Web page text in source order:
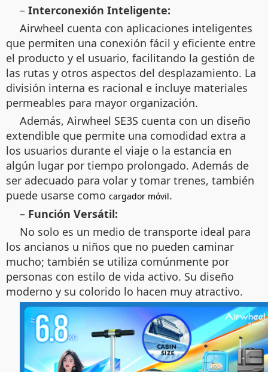
– Interconexión Inteligente:
Airwheel cuenta con aplicaciones inteligentes
que permiten una conexión fácil y eficiente entre
el producto y el usuario, facilitando la gestión de
las rutas y otros aspectos del desplazamiento. La
división interna es racional e incluye materiales
permeables para mayor organización.
Además, Airwheel SE3S cuenta con un diseño
extendible que permite una comodidad extra a
los usuarios durante el viaje o la estancia en
algún lugar por tiempo prolongado. Además de
ser adecuado para volar y tomar trenes, también
puede usarse como cargador móvil.
– Función Versátil:
No solo es un medio de transporte ideal para
los ancianos u niños que no pueden caminar
mucho; también se utiliza comúnmente por
personas con estilo de vida activo. Su diseño
moderno y su colorido lo hacen muy atractivo.